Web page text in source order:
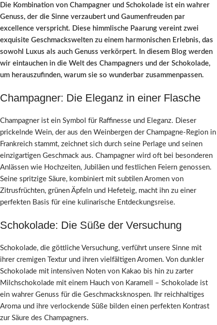
Die Kombination von Champagner und Schokolade ist ein wahrer
Genuss, der die Sinne verzaubert und Gaumenfreuden par
excellence verspricht. Diese himmlische Paarung vereint zwei
exquisite Geschmackswelten zu einem harmonischen Erlebnis, das
sowohl Luxus als auch Genuss verkörpert. In diesem Blog werden
wir eintauchen in die Welt des Champagners und der Schokolade,
um herauszufinden, warum sie so wunderbar zusammenpassen.
Champagner: Die Eleganz in einer Flasche
Champagner ist ein Symbol für Raffinesse und Eleganz. Dieser
prickelnde Wein, der aus den Weinbergen der Champagne-Region in
Frankreich stammt, zeichnet sich durch seine Perlage und seinen
einzigartigen Geschmack aus. Champagner wird oft bei besonderen
Anlässen wie Hochzeiten, Jubiläen und festlichen Feiern genossen.
Seine spritzige Säure, kombiniert mit subtilen Aromen von
Zitrusfrüchten, grünen Äpfeln und Hefeteig, macht ihn zu einer
perfekten Basis für eine kulinarische Entdeckungsreise.
Schokolade: Die Süße der Versuchung
Schokolade, die göttliche Versuchung, verführt unsere Sinne mit
ihrer cremigen Textur und ihren vielfältigen Aromen. Von dunkler
Schokolade mit intensiven Noten von Kakao bis hin zu zarter
Milchschokolade mit einem Hauch von Karamell – Schokolade ist
ein wahrer Genuss für die Geschmacksknospen. Ihr reichhaltiges
Aroma und ihre verlockende Süße bilden einen perfekten Kontrast
zur Säure des Champagners.